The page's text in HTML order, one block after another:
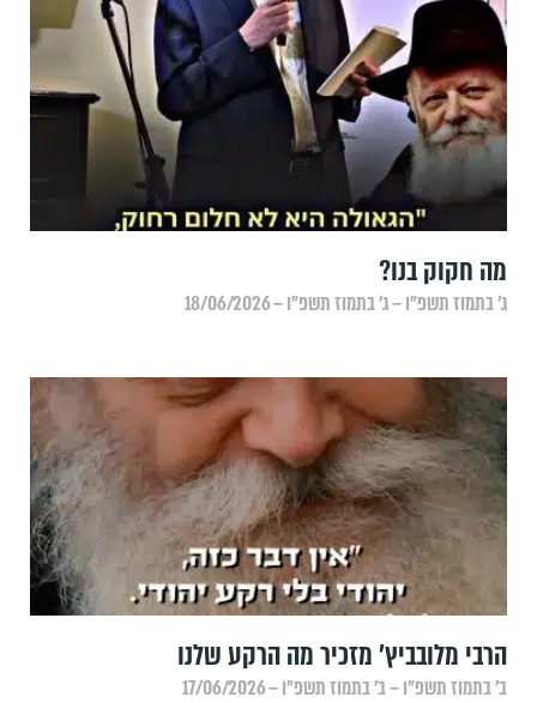
מה חקוק בנו?
ג׳ בתמוז תשפ״ו – ג׳ בתמוז תשפ״ו – 18/06/2026
הרבי מלובביץ' מזכיר מה הרקע שלנו
ב׳ בתמוז תשפ״ו – ב׳ בתמוז תשפ״ו – 17/06/2026